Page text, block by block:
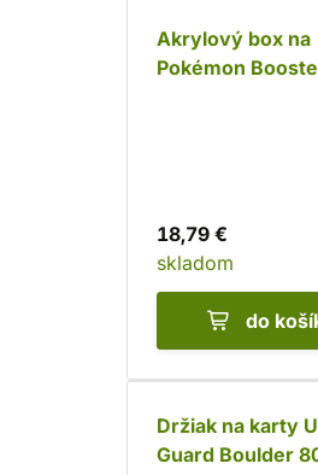
Akrylový box na
Pokémon
18,79 €
skladom
do
Držiak na karty
Guard Boulder